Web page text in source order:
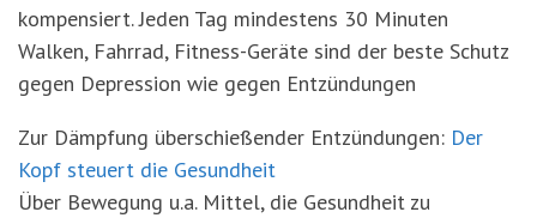
kompensiert. Jeden Tag mindestens 30 Minuten
Walken, Fahrrad, Fitness-Geräte sind der beste Schutz
gegen Depression wie gegen Entzündungen
Zur Dämpfung überschießender Entzündungen: Der
Kopf steuert die Gesundheit
Über Bewegung u.a. Mittel, die Gesundheit zu